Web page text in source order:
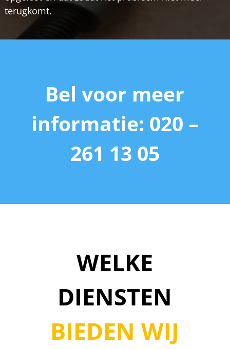
terugkomt.
Bel voor meer
informatie: 020 –
261 13 05
WELKE
DIENSTEN
BIEDEN WIJ